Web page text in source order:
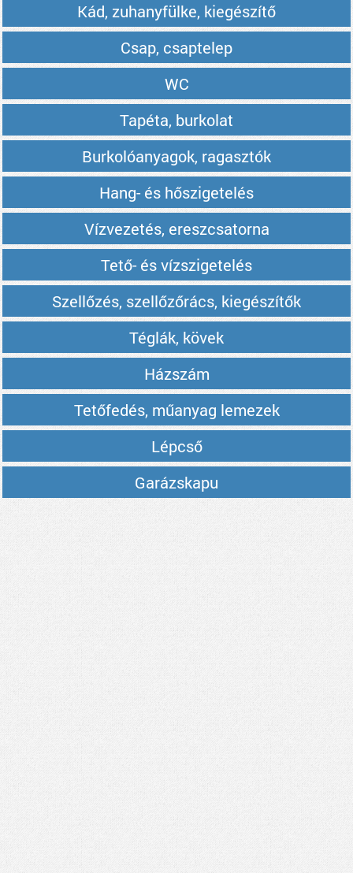
Kád, zuhanyfülke, kiegészítő
Csap, csaptelep
WC
Tapéta, burkolat
Burkolóanyagok, ragasztók
Hang- és hőszigetelés
Vízvezetés, ereszcsatorna
Tető- és vízszigetelés
Szellőzés, szellőzőrács, kiegészítők
Téglák, kövek
Házszám
Tetőfedés, műanyag lemezek
Lépcső
Garázskapu